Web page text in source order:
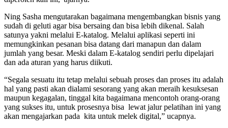
Ning Sasha mengutarakan bagaimana mengembangkan bisnis yang
sudah di geluti agar bisa bersaing dan bisa lebih dikenal. Salah
satunya yakni melalui E-katalog. Melalui aplikasi seperti ini
memungkinkan pesanan bisa datang dari manapun dan dalam
jumlah yang besar. Meski dalam E-katalog sendiri perlu dipelajari
dan ada aturan yang harus diikuti.
“Segala sesuatu itu tetap melalui sebuah proses dan proses itu adalah
hal yang pasti akan dialami sesorang yang akan meraih kesuksesan
maupun kegagalan, tinggal kita bagaimana mencontoh orang-orang
yang sukses itu, untuk prosesnya bisa lewat jalur pelatihan ini yang
akan mengajarkan pada kita untuk melek digital,” ucapnya.